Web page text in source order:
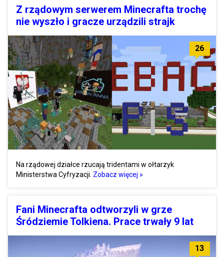
Z rządowym serwerem Minecrafta trochę
nie wyszło i gracze urządzili strajk
26
Na rządowej działce rzucają tridentami w ołtarzyk
Ministerstwa Cyfryzacji. Zobacz więcej »
Fani Minecrafta odtworzyli w grze
Śródziemie Tolkiena. Prace trwały 9 lat
13